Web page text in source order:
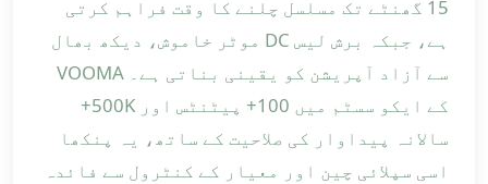
15 گھنٹے تک مسلسل چلنے کا وقت فراہم کرتی
ہے، جبکہ برش لیس DC موٹر خاموش، دیکھ بھال
سے آزاد آپریشن کو یقینی بناتی ہے۔ VOOMA
کے ایکو سسٹم میں 100+ پیٹنٹس اور 500K+
سالانہ پیداوار کی صلاحیت کے ساتھ، یہ پنکھا
اسی سپلائی چین اور معیار کے کنٹرول سے فائدہ